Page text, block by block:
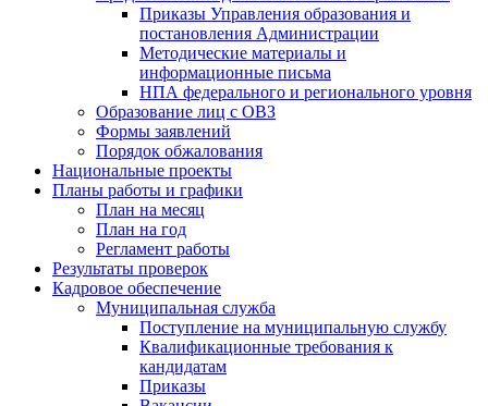
Приказы Управления образования и
постановления Администрации
Методические материалы и
информационные письма
НПА федерального и регионального уровня
Образование лиц с ОВЗ
Формы заявлений
Порядок обжалования
Национальные проекты
Планы работы и графики
План на месяц
План на год
Регламент работы
Результаты проверок
Кадровое обеспечение
Муниципальная служба
Поступление на муниципальную службу
Квалификационные требования к
кандидатам
Приказы